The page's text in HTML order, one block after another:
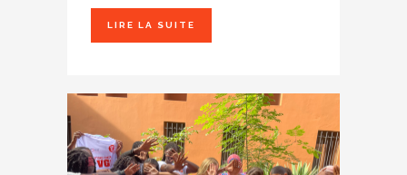
LIRE LA SUITE